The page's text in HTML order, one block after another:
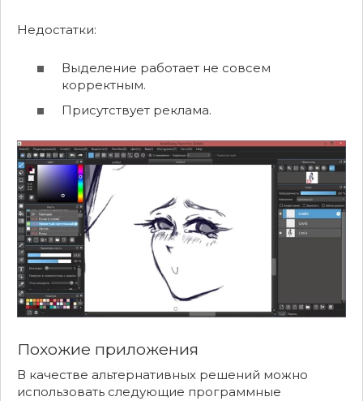
Недостатки:
Выделение работает не совсем
корректным.
Присутствует реклама.
Похожие приложения
В качестве альтернативных решений можно
использовать следующие программные